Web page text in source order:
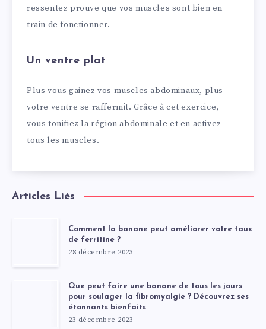
ressentez prouve que vos muscles sont bien en
train de fonctionner.
Un ventre plat
Plus vous gainez vos muscles abdominaux, plus
votre ventre se raffermit. Grâce à cet exercice,
vous tonifiez la région abdominale et en activez
tous les muscles.
Articles Liés
Comment la banane peut améliorer votre taux
de ferritine ?
28 décembre 2023
Que peut faire une banane de tous les jours
pour soulager la fibromyalgie ? Découvrez ses
étonnants bienfaits
23 décembre 2023